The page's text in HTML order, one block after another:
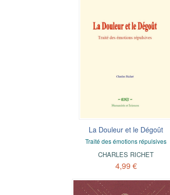
La Douleur et le Dégoût
Traité des émotions répulsives
CHARLES RICHET
4,99 €